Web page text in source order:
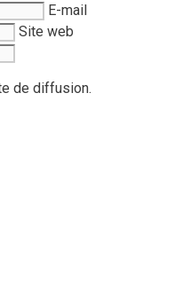
E-mail
Site web
de diffusion.